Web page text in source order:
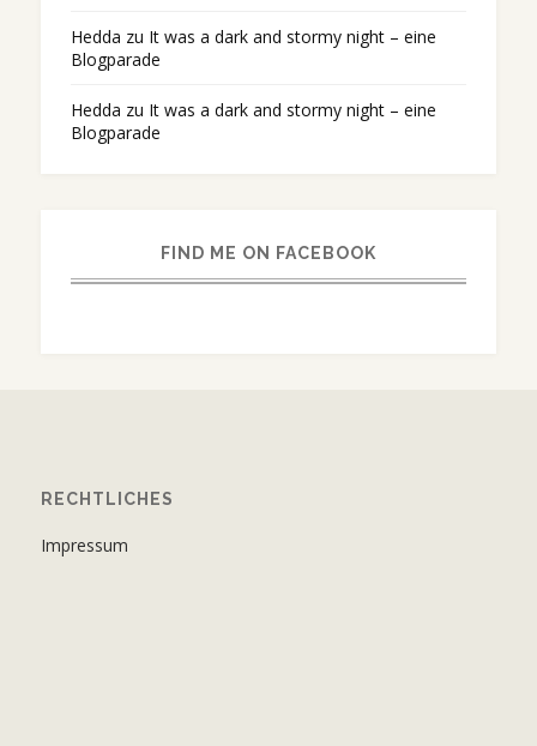
Hedda zu It was a dark and stormy night – eine
Blogparade
Hedda zu It was a dark and stormy night – eine
Blogparade
FIND ME ON FACEBOOK
RECHTLICHES
Impressum